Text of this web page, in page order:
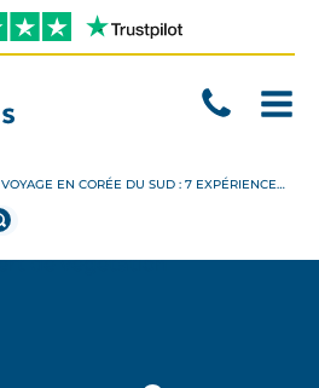
VOYAGE EN CORÉE DU SUD : 7 EXPÉRIENCES IMMERSIVES À NE PAS MANQUER